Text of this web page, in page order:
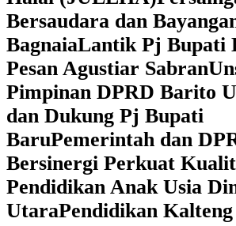
Bersaudara dan
BagnaiaLantik Pj Bupati
Pesan Agustiar Sabran
Pimpinan DPRD Barito
dan Dukung Pj Bupati
BaruPemerintah dan
Bersinergi Perkuat
Pendidikan Anak Usia
Utara‎Pendidikan